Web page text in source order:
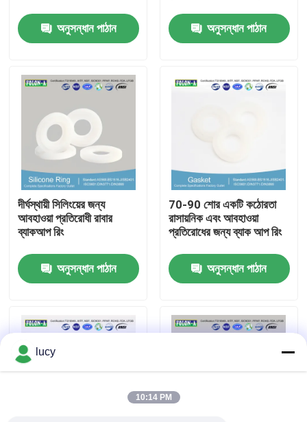
আমাদের সম্পর্কে
কারখানা ভ্রমণ
মান নিয়ন্ত্রণ
আমাদের সাথে যোগাযোগ করুন
খবর
সব ক্ষেত্রেই
অনুসন্ধান পাঠান অনুসন্ধান পাঠান
দীর্ঘস্থায়ী সিলিংয়ের জন্য
আবহাওয়া প্রতিরোধী রাবার
ব্যাকআপ রিং
অনুসন্ধান পাঠান
70-90 শোর একটি কঠোরতা
রাসায়নিক এবং আবহাওয়া
প্রতিরোধের জন্য ব্যাক আপ রিং
অনুসন্ধান পাঠান
lucy
10:14 PM